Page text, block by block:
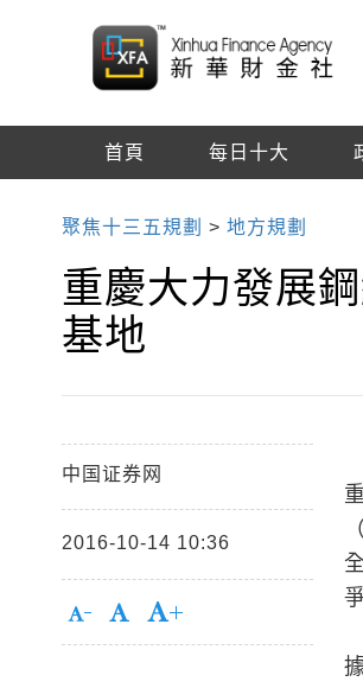
首頁 每日十大
聚焦十三五規劃 >地方規劃
重慶大力發展
基地
中国证券网
2016-10-14 10:36